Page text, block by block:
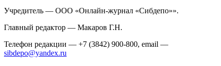
Учредитель — ООО «Онлайн-журнал «Сибдепо»».
Главный редактор — Макаров Г.Н.
Телефон редакции — +7 (3842) 900-800, email —
sibdepo@yandex.ru